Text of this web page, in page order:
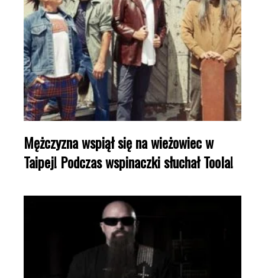
Mężczyzna wspiął się na wieżowiec w
Taipej! Podczas wspinaczki słuchał Toola!